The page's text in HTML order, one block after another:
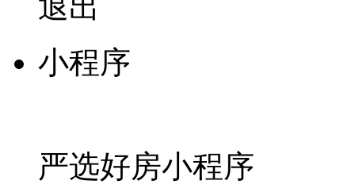
小程序
严选好房小程序